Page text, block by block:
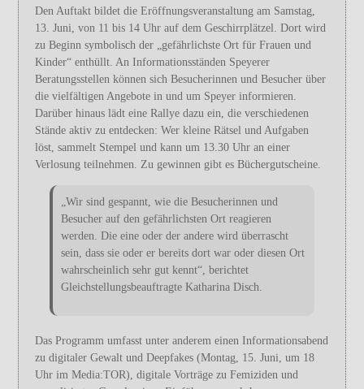
Den Auftakt bildet die Eröffnungsveranstaltung am Samstag,
13. Juni, von 11 bis 14 Uhr auf dem Geschirrplätzel. Dort wird
zu Beginn symbolisch der „gefährlichste Ort für Frauen und
Kinder“ enthüllt. An Informationsständen Speyerer
Beratungsstellen können sich Besucherinnen und Besucher über
die vielfältigen Angebote in und um Speyer informieren.
Darüber hinaus lädt eine Rallye dazu ein, die verschiedenen
Stände aktiv zu entdecken: Wer kleine Rätsel und Aufgaben
löst, sammelt Stempel und kann um 13.30 Uhr an einer
Verlosung teilnehmen. Zu gewinnen gibt es Büchergutscheine.
„Wir sind gespannt, wie die Besucherinnen und
Besucher auf den gefährlichsten Ort reagieren
werden. Die eine oder der andere wird überrascht
sein, dass sie oder er bereits dort war oder diesen Ort
wahrscheinlich sehr gut kennt“, berichtet
Gleichstellungsbeauftragte Katharina Disch.
Das Programm umfasst unter anderem einen Informationsabend
zu digitaler Gewalt und Deepfakes (Montag, 15. Juni, um 18
Uhr im Media:TOR), digitale Vorträge zu Femiziden und